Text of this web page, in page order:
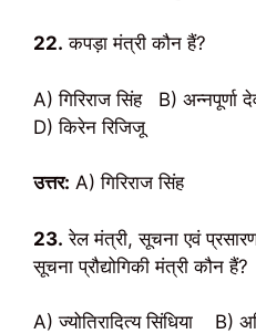
22. कपड़ा मंत्री कौन हैं?
A) गिरिराज सिंह B)
D) किरेन रिजिजू
उत्तर: A) गिरिराज सिंह
23. रेल मंत्री, सूचना एवं
सूचना प्रौद्योगिकी मंत्री कौन हैं?
A) ज्योतिरादित्य सिंधिया B)